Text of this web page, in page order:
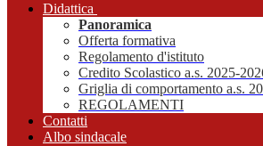
Didattica
Panoramica
Offerta formativa
Regolamento d'istituto
Credito Scolastico a.s. 2025-
Griglia di comportamento a.s.
REGOLAMENTI
Contatti
Albo sindacale